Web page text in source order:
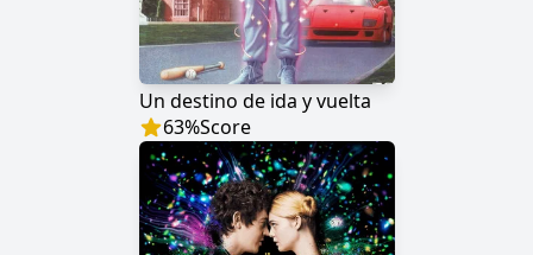
Un destino de ida y vuelta
63%Score